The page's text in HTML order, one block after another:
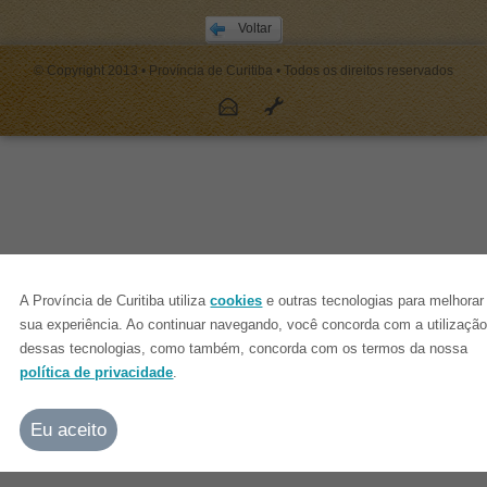
Voltar
© Copyright 2013 • Província de Curitiba • Todos os direitos reservados
A Província de Curitiba utilizacookies e outras tecnologias para melhorar
sua experiência. Ao continuar navegando, você concorda com a utilização
dessas tecnologias, como também, concorda com os termos da nossa
política de privacidade
Eu aceito